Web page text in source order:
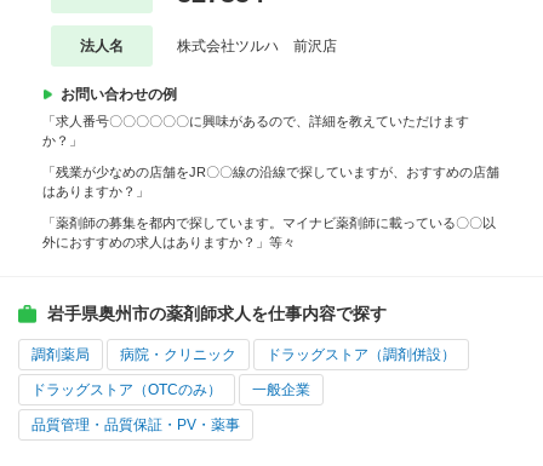
法人名 株式会社ツルハ 前沢店
お問い合わせの例
「求人番号〇〇〇〇〇〇に興味があるので、詳細を教えていただけます
か？」
「残業が少なめの店舗をJR〇〇線の沿線で探していますが、おすすめの店舗
はありますか？」
「薬剤師の募集を都内で探しています。マイナビ薬剤師に載っている〇〇以
外におすすめの求人はありますか？」等々
岩手県奥州市の薬剤師求人を仕事内容で探す
調剤薬局 病院・クリニック ドラッグストア（調剤併設）
ドラッグストア（OTCのみ） 一般企業
品質管理・品質保証・PV・薬事